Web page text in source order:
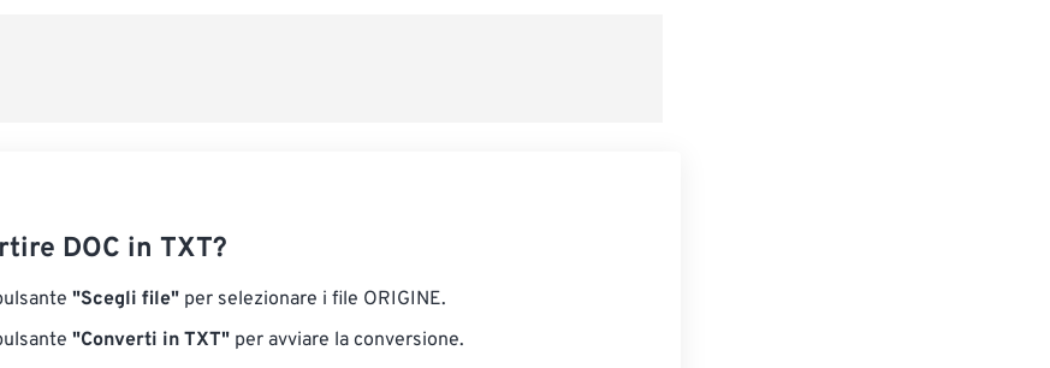
DOC in TXT?
"Scegli file" per selezionare i file ORIGINE.
"Converti in TXT" per avviare la conversione.